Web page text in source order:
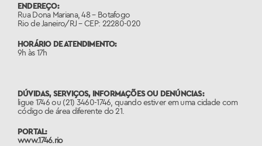
ENDEREÇO:
Rua Dona Mariana, 48 – Botafogo
Rio de Janeiro/RJ – CEP: 22280-020
HORÁRIO DE ATENDIMENTO:
9h às 17h
DÚVIDAS, SERVIÇOS, INFORMAÇÕES OU DENÚNCIAS:
ligue 1746 ou (21) 3460-1746, quando estiver em uma cidade com
código de área diferente do 21.
PORTAL:
www.1746.rio